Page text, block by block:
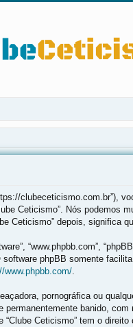
Ceticismo”. Nós podemos
Ceticismo” depois,
“www.phpbb.com”,
software phpBB somente
www.phpbb.com/.
pornográfica ou
banido,
Ceticismo” tem o